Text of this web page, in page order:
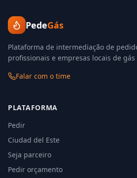
PedeGás
Plataforma de intermediação de
profissionais e empresas locais de gás
Falar com o time
PLATAFORMA
Pedir
Ciudad del Este
Seja parceiro
Pedir orçamento